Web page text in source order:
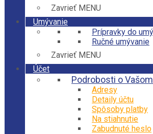
Zavrieť MENU
Umývanie
Prípravky do
Ručné umývanie
Zavrieť MENU
Účet
Podrobosti o
Adresy
Detaily účtu
Spôsoby platby
Na stiahnutie
Zabudnuté heslo